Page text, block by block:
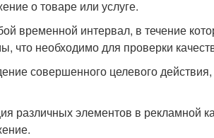
о товаре или услуге.
временной интервал, в течение
что необходимо для проверки
совершенного целевого
различных элементов в рекламной